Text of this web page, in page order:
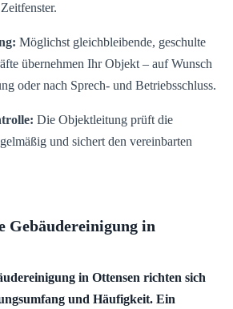
Möglichst gleichbleibende, geschulte
übernehmen Ihr Objekt – auf Wunsch
oder nach Sprech- und Betriebsschluss.
Die Objektleitung prüft die
und sichert den vereinbarten
Gebäudereinigung in
in Ottensen richten sich
und Häufigkeit. Ein